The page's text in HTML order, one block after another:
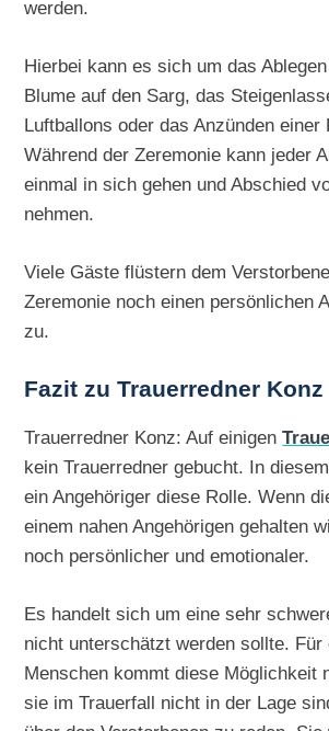
werden.
Hierbei kann es sich um das
Blume auf den Sarg, das
Luftballons oder das Anzünden einer
Während der Zeremonie kann jeder
einmal in sich gehen und Abschied
nehmen.
Viele Gäste flüstern dem
Zeremonie noch einen persönlichen
zu.
Fazit zu Trauerredner Konz
Trauerredner Konz: Auf einigen
kein Trauerredner gebucht. In
ein Angehöriger diese Rolle. Wenn
einem nahen Angehörigen gehalten
noch persönlicher und emotionaler.
Es handelt sich um eine sehr
nicht unterschätzt werden sollte. Für
Menschen kommt diese Möglichkeit
sie im Trauerfall nicht in der Lage